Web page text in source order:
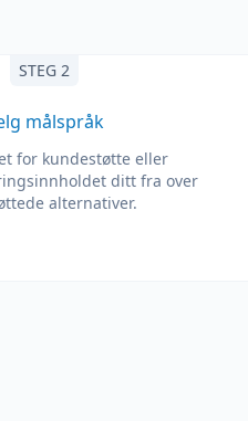
STEG 2
målspråk
for kundestøtte eller
ditt fra over
alternativer.